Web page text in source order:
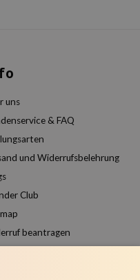
uns
& FAQ
und Widerrufsbelehrung
Club
beantragen